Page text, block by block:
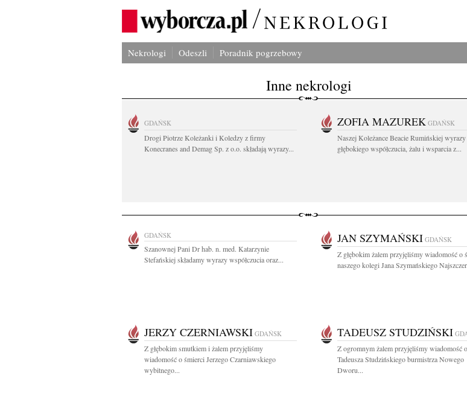
Nekrologi Odeszli Poradnik pogrzebowy
Inne nekrologi
GDAŃSK
Drogi Piotrze Koleżanki i Koledzy z firmy
Konecranes and Demag Sp. z o.o. składają wyrazy...
ZOFIA MAZUREK GDAŃSK
Naszej Koleżance Beacie Rumińskiej wyrazy
głębokiego współczucia, żalu i wsparcia z...
GDAŃSK
Szanownej Pani Dr hab. n. med. Katarzynie
Stefańskiej składamy wyrazy współczucia oraz...
JAN SZYMAŃSKI GDAŃSK
Z głębokim żalem przyjęliśmy wiadomość o
naszego kolegi Jana Szymańskiego
JERZY CZERNIAWSKI GDAŃSK
Z głębokim smutkiem i żalem przyjęliśmy
wiadomość o śmierci Jerzego Czarniawskiego
wybitnego...
TADEUSZ STUDZIŃSKI
Z ogromnym żalem przyjęliśmy wiadomość
Tadeusza Studzińskiego burmistrza Nowego
Dworu...